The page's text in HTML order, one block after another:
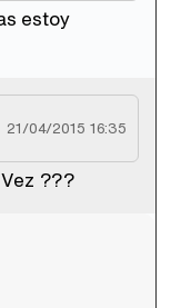
estoy
21/04/2015 16:35
???